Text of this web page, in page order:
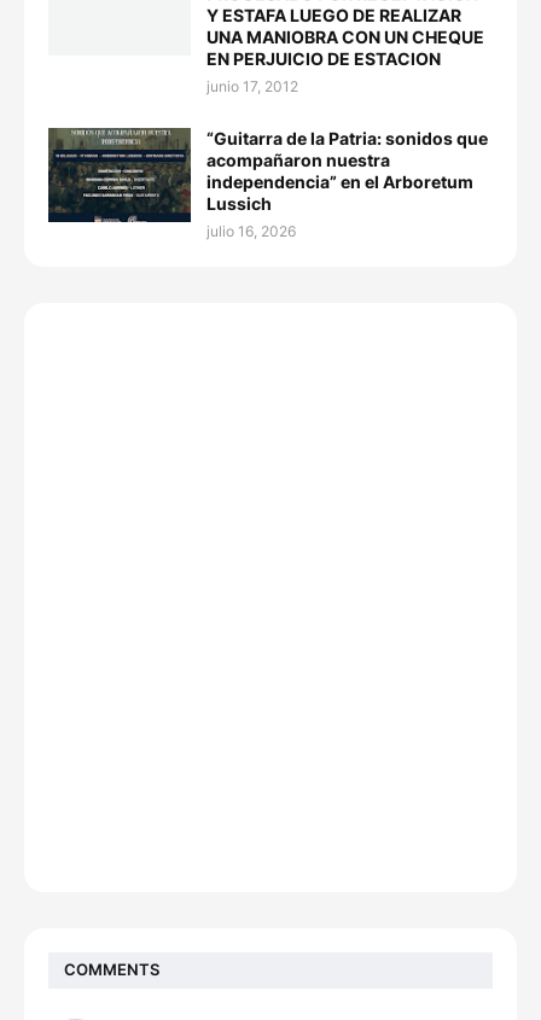
Y ESTAFA LUEGO DE REALIZAR
UNA MANIOBRA CON UN CHEQUE
EN PERJUICIO DE ESTACION
junio 17, 2012
“Guitarra de la Patria: sonidos que
acompañaron nuestra
independencia” en el Arboretum
Lussich
julio 16, 2026
COMMENTS